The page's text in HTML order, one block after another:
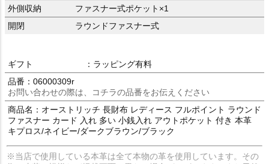
外側収納
ファスナー式ポケット×1
開閉
ラウンドファスナー式
ギフト
：ラッピング有料
品番：06000309r
お問い合わせの際は、コチラの品番をお伝えください
商品名：オーストリッチ 長財布 レディース フルポイント ラウンド
ファスナー カード 入れ 多い 小銭入れ アウトポケット 付き 本革
キプロス/ネイビー/ダークブラウン/ブラック
※当店で使用している本革は全て本物の革を使用しています。その